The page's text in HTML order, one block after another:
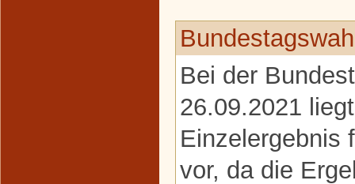
Bei der
26.09.2021
Einzelergebnis
vor, da die